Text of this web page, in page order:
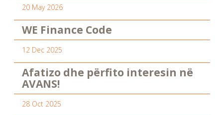
20 May 2026
WE Finance Code
12 Dec 2025
Afatizo dhe përfito interesin në
AVANS!
28 Oct 2025